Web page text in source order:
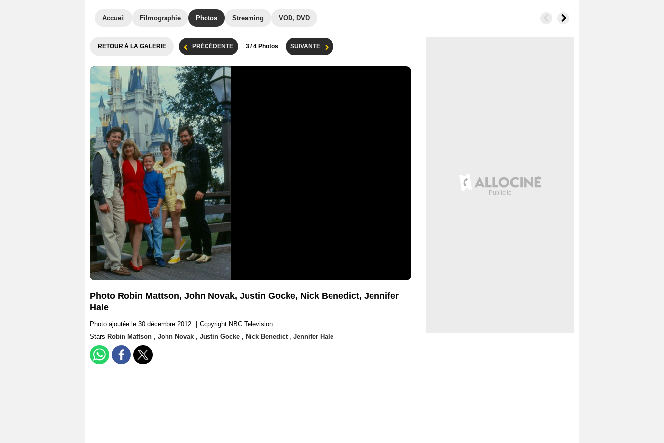
Accueil Filmographie Photos Streaming VOD, DVD
RETOUR À LA GALERIE PRÉCÉDENTE 3 / 4 Photos SUIVANTE
Photo Robin Mattson, John Novak, Justin Gocke, Nick Benedict, Jennifer
Hale
Photo ajoutée le 30 décembre 2012
Copyright NBC Television
Stars Robin Mattson , John Novak , Justin Gocke , Nick Benedict , Jennifer Hale